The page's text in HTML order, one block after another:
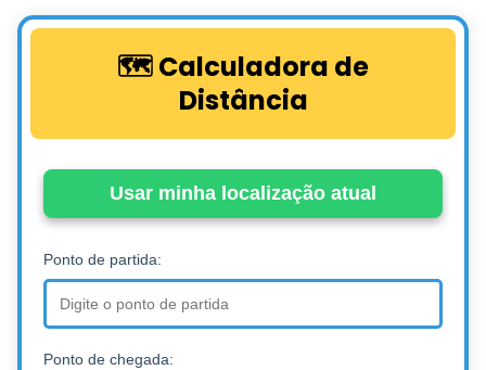
🗺️ Calculadora de
Distância
Usar minha localização atual
Ponto de partida:
Ponto de chegada: